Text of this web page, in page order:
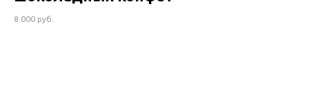
8 000 руб.